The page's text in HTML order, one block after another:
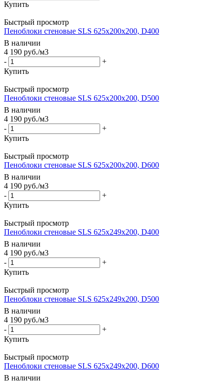
Купить
Быстрый просмотр
Пеноблоки стеновые SLS 625х200х200, D400
В наличии
4 190 руб./м3
-
+
Купить
Быстрый просмотр
Пеноблоки стеновые SLS 625х200х200, D500
В наличии
4 190 руб./м3
-
+
Купить
Быстрый просмотр
Пеноблоки стеновые SLS 625х200х200, D600
В наличии
4 190 руб./м3
-
+
Купить
Быстрый просмотр
Пеноблоки стеновые SLS 625х249х200, D400
В наличии
4 190 руб./м3
-
+
Купить
Быстрый просмотр
Пеноблоки стеновые SLS 625х249х200, D500
В наличии
4 190 руб./м3
-
+
Купить
Быстрый просмотр
Пеноблоки стеновые SLS 625х249х200, D600
В наличии